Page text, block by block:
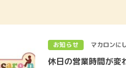
お知らせ マカロンに
休日の営業時間が変